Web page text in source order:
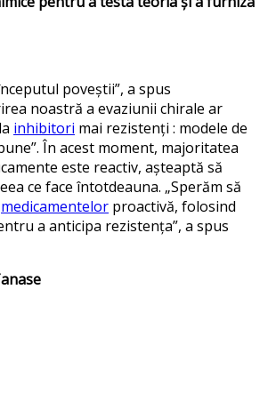
poveștii”, a spus
noastră a evaziunii chirale ar
inhibitori mai rezistenți : modele de
În acest moment, majoritatea
este reactiv, așteaptă să
ce face întotdeauna. „Sperăm să
medicamentelor proactivă, folosind
a anticipa rezistența”, a spus